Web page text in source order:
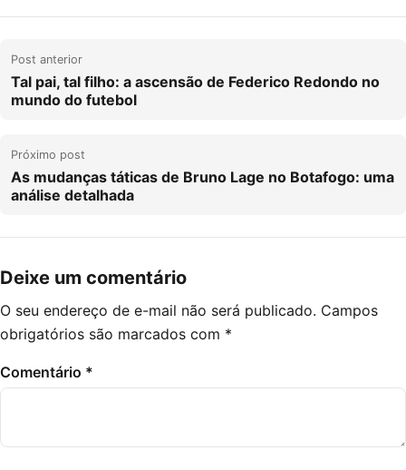
Post anterior
Tal pai, tal filho: a ascensão de Federico Redondo no
mundo do futebol
Próximo post
As mudanças táticas de Bruno Lage no Botafogo: uma
análise detalhada
Deixe um comentário
O seu endereço de e-mail não será publicado. Campos
obrigatórios são marcados com *
Comentário *